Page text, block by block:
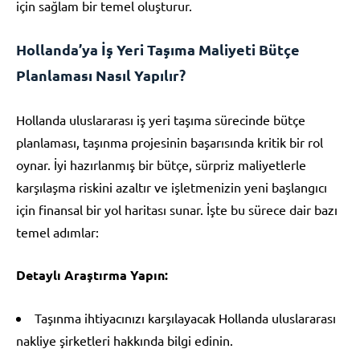
için sağlam bir temel oluşturur.
Hollanda’ya İş Yeri Taşıma Maliyeti Bütçe
Planlaması Nasıl Yapılır?
Hollanda uluslararası iş yeri taşıma sürecinde bütçe
planlaması, taşınma projesinin başarısında kritik bir rol
oynar. İyi hazırlanmış bir bütçe, sürpriz maliyetlerle
karşılaşma riskini azaltır ve işletmenizin yeni başlangıcı
için finansal bir yol haritası sunar. İşte bu sürece dair bazı
temel adımlar:
Detaylı Araştırma Yapın:
Taşınma ihtiyacınızı karşılayacak Hollanda uluslararası
nakliye şirketleri hakkında bilgi edinin.